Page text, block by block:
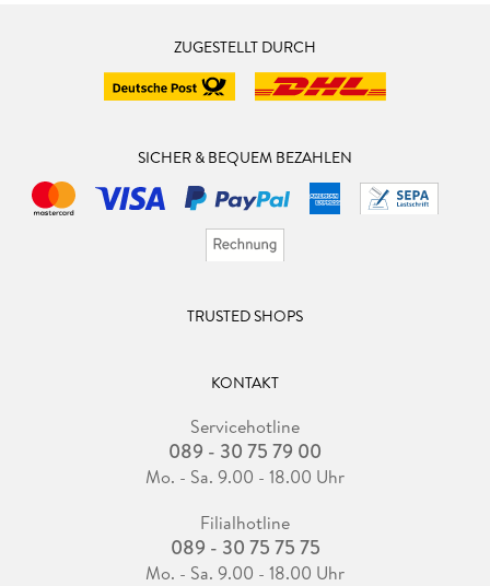
ZUGESTELLT DURCH
SICHER & BEQUEM BEZAHLEN
TRUSTED SHOPS
KONTAKT
Servicehotline
089 - 30 75 79 00
Mo. - Sa. 9.00 - 18.00 Uhr
Filialhotline
089 - 30 75 75 75
Mo. - Sa. 9.00 - 18.00 Uhr